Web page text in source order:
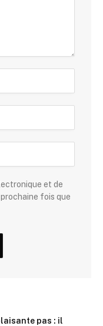
et de
fois que
pas : il